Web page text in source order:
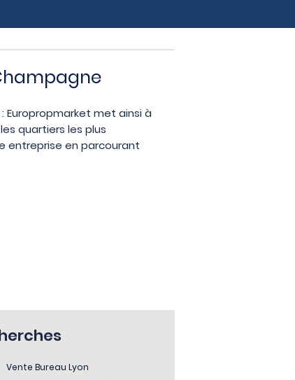
Europropmarket met ainsi à
quartiers les plus
entreprise en parcourant
Vente Bureau Lyon